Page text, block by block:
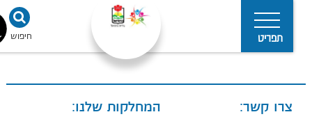
תפריט חיפוש
צרו קשר: המחלקות שלנו: